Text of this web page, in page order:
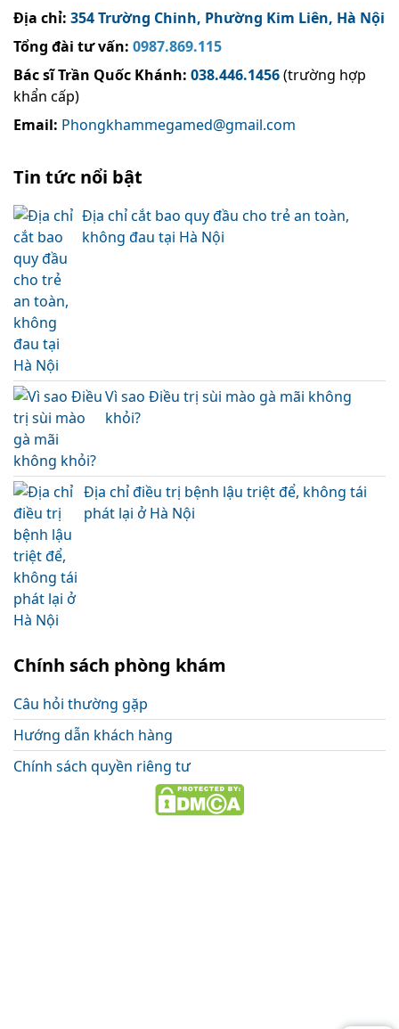
Địa chỉ: 354 Trường Chinh, Phường Kim Liên, Hà Nội
Tổng đài tư vấn: 0987.869.115
Bác sĩ Trần Quốc Khánh: 038.446.1456(trường hợp
khẩn cấp)
Email: Phongkhammegamed@gmail.com
Tin tức nổi bật
Địa chỉ cắt bao quy đầu cho trẻ an toàn,
không đau tại Hà Nội
Vì sao Điều trị sùi mào gà mãi không
khỏi?
Địa chỉ điều trị bệnh lậu triệt để, không tái
phát lại ở Hà Nội
Chính sách phòng khám
Câu hỏi thường gặp
Hướng dẫn khách hàng
Chính sách quyền riêng tư